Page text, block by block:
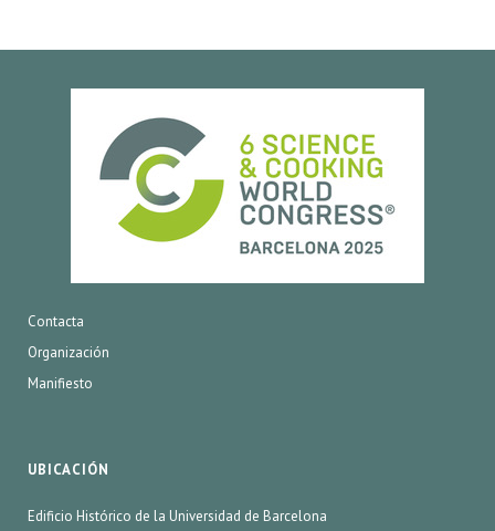
Contacta
Organización
Manifiesto
UBICACIÓN
Edificio Histórico de la Universidad de Barcelona